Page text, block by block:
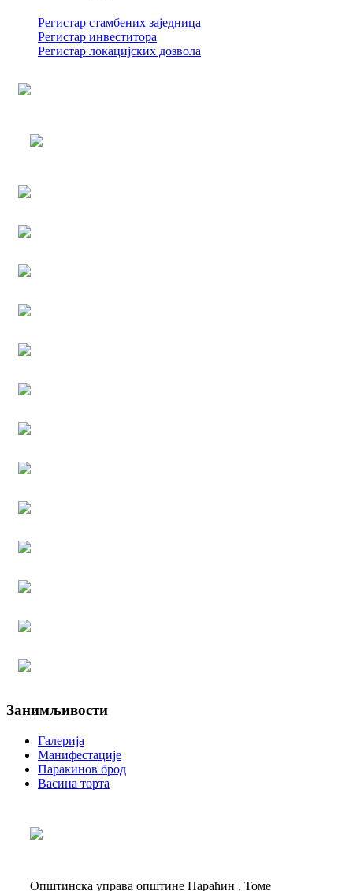
Регистар стамбених заједница
Регистар инвеститора
Регистар локацијских дозвола
Занимљивости
Галерија
Манифестације
Паракинов брод
Васина торта
Општинска управа општине Параћин , Томе